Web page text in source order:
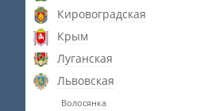
Кировоградская
Крым
Луганская
Львовская
Волосянка